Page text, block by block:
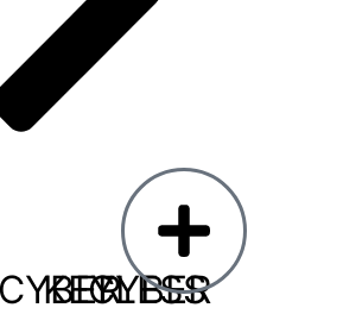
KEYLESS
CYBER